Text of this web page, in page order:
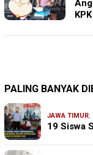
KPK
PALING BANYAK
JAWA TIMUR,
19 Siswa